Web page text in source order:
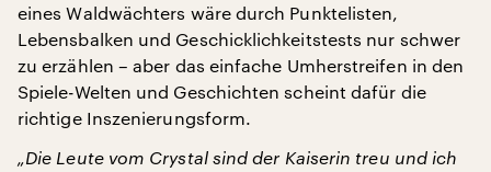
eines Waldwächters wäre durch Punktelisten,
Lebensbalken und Geschicklichkeitstests nur schwer
zu erzählen – aber das einfache Umherstreifen in den
Spiele-Welten und Geschichten scheint dafür die
richtige Inszenierungsform.
„Die Leute vom Crystal sind der Kaiserin treu und ich